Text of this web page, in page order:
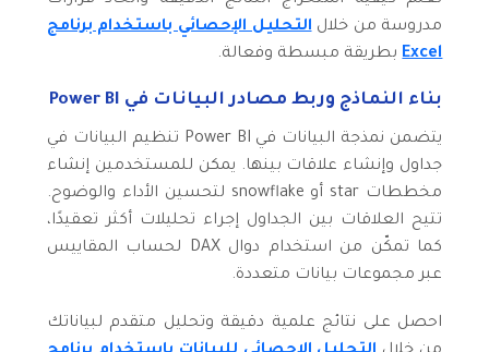
مدروسة من خلالالتحليل الإحصائي باستخدام برنامج
Excelبطريقة مبسطة وفعالة.
بناء النماذج وربط مصادر البيانات في Power BI
يتضمن نمذجة البيانات في Power BI تنظيم البيانات في
جداول وإنشاء علاقات بينها. يمكن للمستخدمين إنشاء
مخططات star أو snowflake لتحسين الأداء والوضوح.
تتيح العلاقات بين الجداول إجراء تحليلات أكثر تعقيدًا،
كما تمكّن من استخدام دوال DAX لحساب المقاييس
عبر مجموعات بيانات متعددة.
احصل على نتائج علمية دقيقة وتحليل متقدم لبياناتك